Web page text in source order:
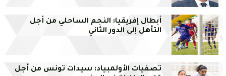
أبطال إفريقيا: النجم الساحلي من أجل
التأهل إلى الدور الثاني
تصفيات الأولمبياد: سيدات تونس من أجل